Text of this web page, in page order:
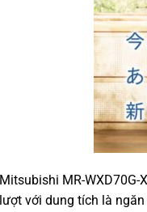
Mitsubishi MR-
lượt với dung tích là